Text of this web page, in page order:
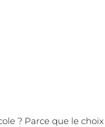
? Parce que le